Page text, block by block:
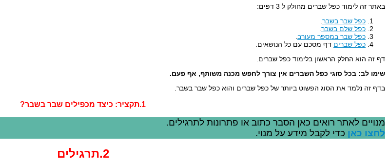
באתר זה לימוד כפל שברים מחולק ל 3 דפים:
כפל שבר בשבר
כפל שלם בשבר
כפל שבר במספר מעורב
כפל שברים דף מסכם עם כל הנושאים.
דף זה הוא החלק הראשון בלימוד כפל שברים.
שימו לב: בכל סוגי כפל השברים אין צורך לחפש מכנה משותף, אף פעם.
בדף זה נלמד את הסוג הפשוט ביותר של כפל שברים והוא כפל שבר בשבר.
1.תקציר: כיצד מכפילים שבר בשבר?
מנויים לאתר רואים כאן הסבר כתוב או פתרונות לתרגילים.
לחצו כאן כדי לקבל מידע על מנוי.
2.תרגילים